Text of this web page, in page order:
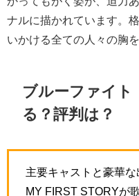
ナルに描かれています。
いかける全ての人々の胸
ブルーファイト
る？評判は？
主要キャストと豪華な
MY FIRST STORYが